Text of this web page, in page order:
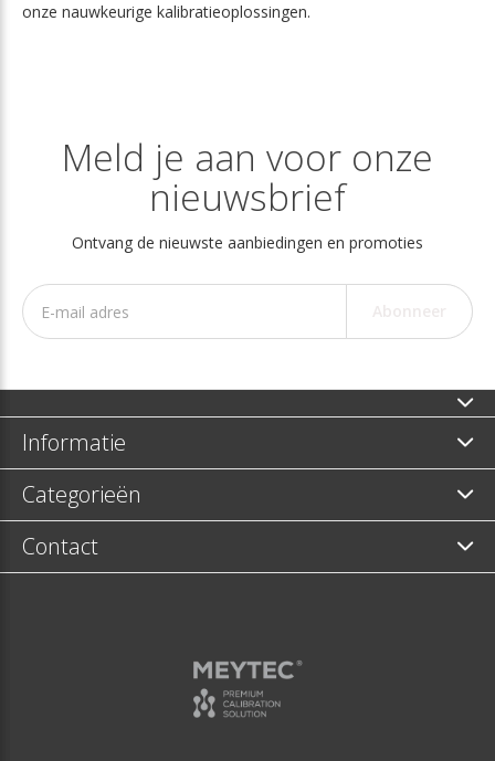
onze nauwkeurige kalibratieoplossingen.
Meld je aan voor onze
nieuwsbrief
Ontvang de nieuwste aanbiedingen en promoties
Informatie
Categorieën
Contact